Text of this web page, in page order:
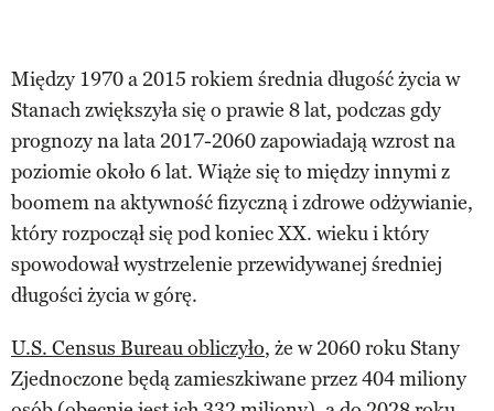
Między 1970 a 2015 rokiem średnia długość życia w
Stanach zwiększyła się o prawie 8 lat, podczas gdy
prognozy na lata 2017-2060 zapowiadają wzrost na
poziomie około 6 lat. Wiąże się to między innymi z
boomem na aktywność fizyczną i zdrowe odżywianie,
który rozpoczął się pod koniec XX. wieku i który
spowodował wystrzelenie przewidywanej średniej
długości życia w górę.
U.S. Census Bureau obliczyło, że w 2060 roku Stany
Zjednoczone będą zamieszkiwane przez 404 miliony